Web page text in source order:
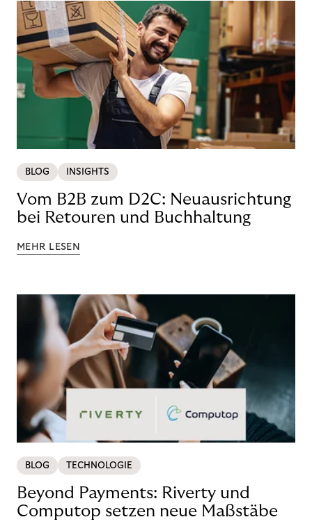
BLOG INSIGHTS
Vom B2B zum D2C: Neuausrichtung
bei Retouren und Buchhaltung
MEHR LESEN
BLOG TECHNOLOGIE
Beyond Payments: Riverty und
Computop setzen neue Maßstäbe